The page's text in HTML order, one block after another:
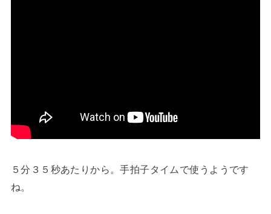
５分３５秒あたりから。手拍子タイムで使うようです
ね。